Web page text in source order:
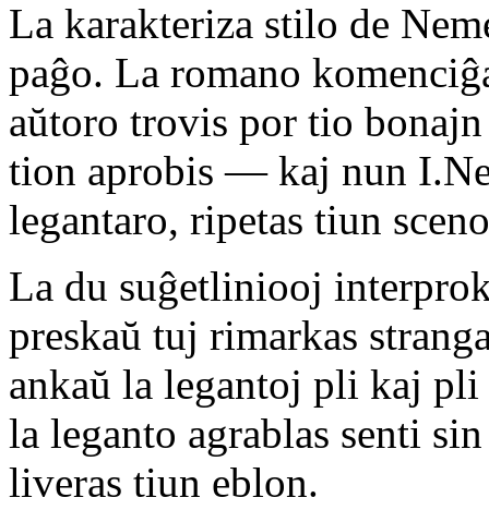
La karakteriza stilo de
paĝo. La romano
aŭtoro trovis por tio
tion aprobis — kaj nun
legantaro, ripetas tiun
La du suĝetliniooj
preskaŭ tuj rimarkas
ankaŭ la legantoj pli kaj
la leganto agrablas senti
liveras tiun eblon.